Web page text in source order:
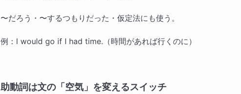
〜だろう・〜するつもりだった・仮定法にも使う。
例：I would go if I had time.（時間があれば行くのに）
助動詞は文の「空気」を変えるスイッチ